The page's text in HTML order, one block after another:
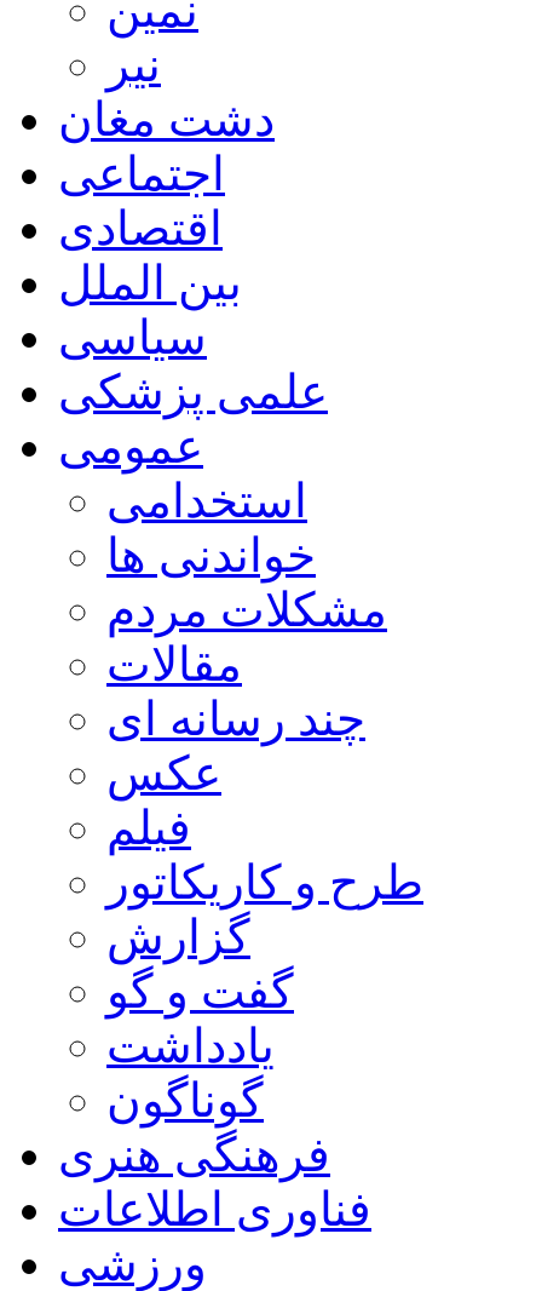
نیر
دشت مغان
اجتماعی
اقتصادی
بین الملل
سیاسی
علمی پزشکی
عمومی
استخدامی
خواندنی ها
مشکلات مردم
مقالات
چند رسانه ای
عکس
فیلم
طرح و کاریکاتور
گزارش
گفت و گو
یادداشت
گوناگون
فرهنگی هنری
فناوری اطلاعات
ورزشی